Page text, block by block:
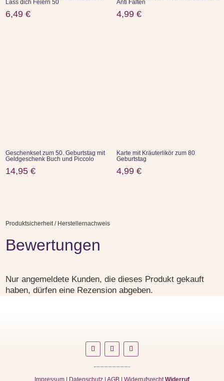
Lass dich Feiern 50
6,49€
Anti Falten
4,99 €
Geschenkset zum 50. Geburtstag mit
Geldgeschenk Buch und Piccolo
14,95€
Karte mit Kräuterlikör zum 80
Geburtstag
4,99 €
Produktsicherheit / Herstellernachweis
Bewertungen
Nur angemeldete Kunden, die dieses Produkt gekauft
haben, dürfen eine Rezension abgeben.
Impressum| Datenschutz| AGB| Widerrufsrecht Widerruf